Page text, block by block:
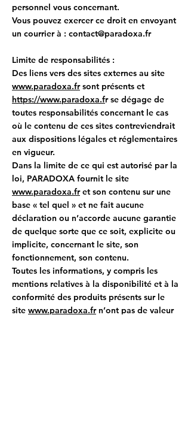
personnel vous concernant.
Vous pouvez exercer ce droit en envoyant
un courrier à : contact@paradoxa.fr
Limite de responsabilités :
Des liens vers des sites externes au site
www.paradoxa.frsont présents et
https://www.paradoxa.fr se dégage de
toutes responsabilités concernant le cas
où le contenu de ces sites contreviendrait
aux dispositions légales et réglementaires
en vigueur.
Dans la limite de ce qui est autorisé par la
loi, PARADOXA fournit le site
www.paradoxa.fret son contenu sur une
base « tel quel » et ne fait aucune
déclaration ou n’accorde aucune garantie
de quelque sorte que ce soit, explicite ou
implicite, concernant le site, son
fonctionnement, son contenu.
Toutes les informations, y compris les
mentions relatives à la disponibilité et à la
conformité des produits présents sur le
site www.paradoxa.frn’ont pas de valeur